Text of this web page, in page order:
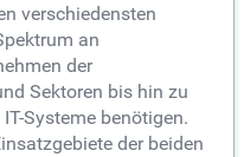
verschiedensten
an
der
Sektoren bis hin zu
Systeme benötigen.
der beiden